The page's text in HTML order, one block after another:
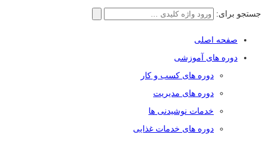
جستجو برای:
صفحه اصلی
دوره های آموزشی
دوره های کسب و کار
دوره های مدیریت
خدمات نوشیدنی ها
دوره های خدمات غذایی